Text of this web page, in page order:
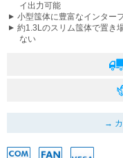
イ出力可能
小型筺体に豊富なインター
約1.3Lのスリム筺体で置き
ない